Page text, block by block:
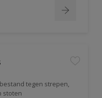
tegen strepen,
stoten